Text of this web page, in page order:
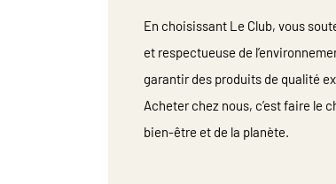
En choisissant Le Club, vous
et respectueuse de
garantir des produits de qualité
Acheter chez nous, c’est faire le
bien-être et de la planète.